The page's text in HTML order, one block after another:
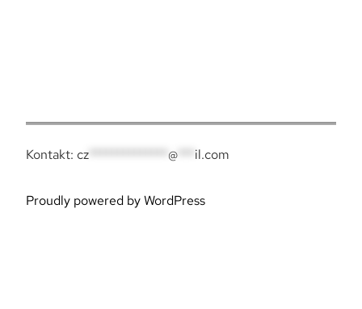
Kontakt: cz @ il.com
Proudly powered by WordPress